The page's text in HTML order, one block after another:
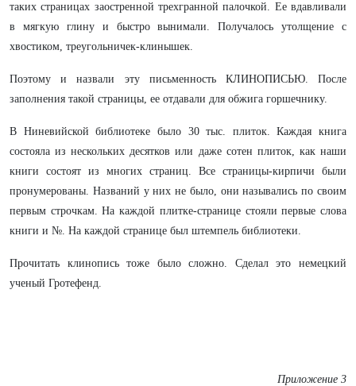
таких страницах заостренной трехгранной палочкой. Ее вдавливали
в мягкую глину и быстро вынимали. Получалось утолщение с
хвостиком, треугольничек-клинышек.
Поэтому и назвали эту письменность КЛИНОПИСЬЮ. После
заполнения такой страницы, ее отдавали для обжига горшечнику.
В Ниневийской библиотеке было 30 тыс. плиток. Каждая книга
состояла из нескольких десятков или даже сотен плиток, как наши
книги состоят из многих страниц. Все страницы-кирпичи были
пронумерованы. Названий у них не было, они назывались по своим
первым строчкам. На каждой плитке-странице стояли первые слова
книги и №. На каждой странице был штемпель библиотеки.
Прочитать клинопись тоже было сложно. Сделал это немецкий
ученый Гротефенд.
Приложение 3